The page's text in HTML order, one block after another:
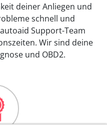
deiner Anliegen und
schnell und
Support-Team
Wir sind deine
und OBD2.